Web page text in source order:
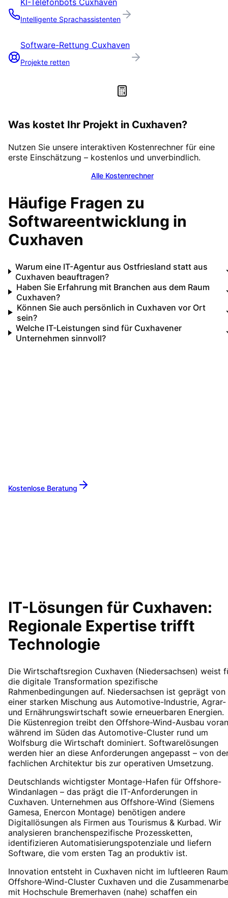
Intelligente Sprachassistenten
Software-Rettung Cuxhaven
Projekte retten
Was kostet Ihr Projekt in Cuxhaven?
Nutzen Sie unsere interaktiven Kostenrechner für eine
erste Einschätzung – kostenlos und unverbindlich.
Alle Kostenrechner
Häufige Fragen zu
Softwareentwicklung in
Cuxhaven
Warum eine IT-Agentur aus Ostfriesland statt aus
Cuxhaven beauftragen?
Haben Sie Erfahrung mit Branchen aus dem Raum
Cuxhaven?
Können Sie auch persönlich in Cuxhaven vor Ort
sein?
Welche IT-Leistungen sind für Cuxhavener
Unternehmen sinnvoll?
Kostenlose Beratung
IT-Lösungen für Cuxhaven:
Regionale Expertise trifft
Technologie
Die Wirtschaftsregion Cuxhaven (Niedersachsen) weist
die digitale Transformation spezifische
Rahmenbedingungen auf. Niedersachsen ist geprägt von
einer starken Mischung aus Automotive-Industrie, Agrar-
und Ernährungswirtschaft sowie erneuerbaren Energien.
Die Küstenregion treibt den Offshore-Wind-Ausbau
während im Süden das Automotive-Cluster rund um
Wolfsburg die Wirtschaft dominiert. Softwarelösungen
werden hier an diese Anforderungen angepasst – von
fachlichen Architektur bis zur operativen Umsetzung.
Deutschlands wichtigster Montage-Hafen für Offshore-
Windanlagen – das prägt die IT-Anforderungen in
Cuxhaven. Unternehmen aus Offshore-Wind (Siemens
Gamesa, Enercon Montage) benötigen andere
Digitallösungen als Firmen aus Tourismus & Kurbad. Wir
analysieren branchenspezifische Prozessketten,
identifizieren Automatisierungspotenziale und liefern
Software, die vom ersten Tag an produktiv ist.
Innovation entsteht in Cuxhaven nicht im luftleeren
Offshore-Wind-Cluster Cuxhaven und die
mit Hochschule Bremerhaven (nahe) schaffen ein